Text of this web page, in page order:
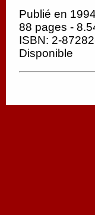
Publié en 1994
88 pages -
ISBN: 2-
Disponible